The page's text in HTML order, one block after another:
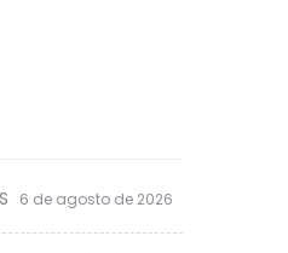
6 de agosto de 2026